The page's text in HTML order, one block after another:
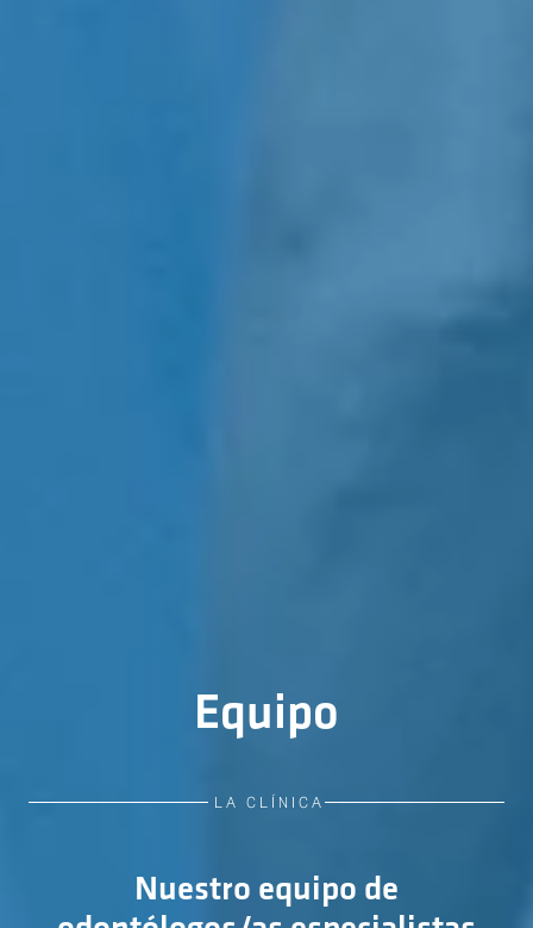
Equipo
LA CLÍNICA
Nuestro equipo de